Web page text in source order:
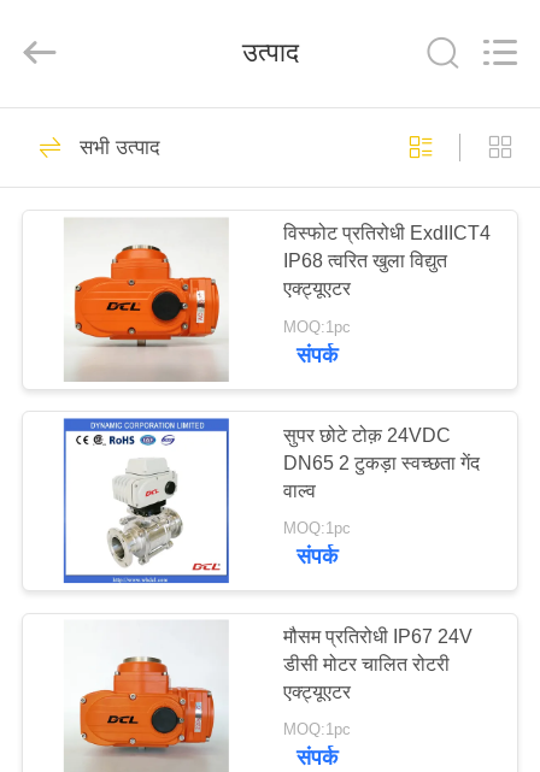
उत्पाद
दिखाएँ
हमारे
यात्रा
नियंत्रण
Limited.
क्वार्टर टर्न एक्ट्यूएटर
मल्टी टर्न एक्ट्यूएटर
27
विस्फोट-प्रूफ इलेक्ट्रिक
एक्ट्यूएटर
92
उत्पाद
सभी उत्पाद
विस्फोट प्रतिरोधी ExdIICT4
IP68 त्वरित खुला विद्युत
एक्ट्यूएटर
MOQ:1pc
संपर्क
सुपर छोटे टोक़ 24VDC
DN65 2 टुकड़ा स्वच्छता गेंद
वाल्व
MOQ:1pc
संपर्क
मौसम प्रतिरोधी IP67 24V
डीसी मोटर चालित रोटरी
एक्ट्यूएटर
MOQ:1pc
संपर्क